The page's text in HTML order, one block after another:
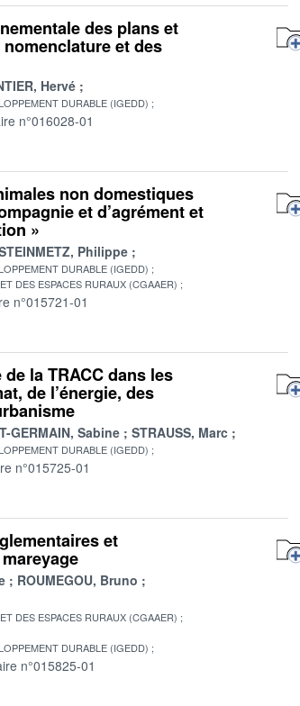
des plans et
et des
Hervé
DURABLE (IGEDD)
n°016028-01
non domestiques
et d’agrément et
»
Philippe
DURABLE (IGEDD)
DES ESPACES RURAUX (CGAAER)
n°015721-01
la TRACC dans les
de l’énergie, des
GERMAIN, Sabine STRAUSS, Marc
DURABLE (IGEDD)
n°015725-01
et
ROUMEGOU, Bruno
DES ESPACES RURAUX (CGAAER)
DURABLE (IGEDD)
n°015825-01